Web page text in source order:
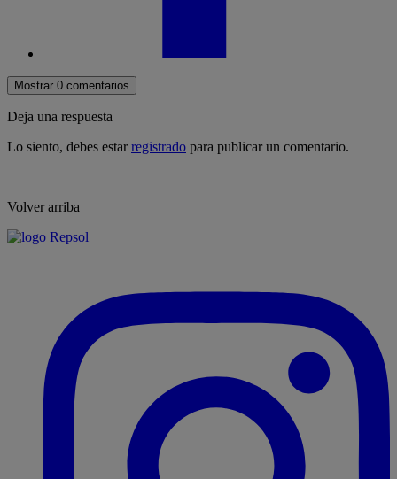
Mostrar 0 comentarios
Deja una respuesta
Lo siento, debes estarregistrado para publicar un comentario.
Volver arriba